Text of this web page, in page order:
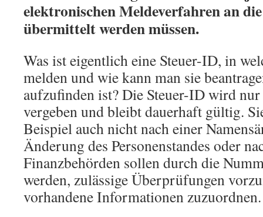
elektronischen Meldeverfahren an
übermittelt werden müssen.
Was ist eigentlich eine Steuer-ID, in
melden und wie kann man sie
aufzufinden ist? Die Steuer-ID wird
vergeben und bleibt dauerhaft gültig.
Beispiel auch nicht nach einer
Änderung des Personenstandes oder
Finanzbehörden sollen durch die
werden, zulässige Überprüfungen
vorhandene Informationen zuzuordnen.